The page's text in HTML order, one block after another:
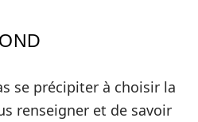
se précipiter à choisir la
renseigner et de savoir